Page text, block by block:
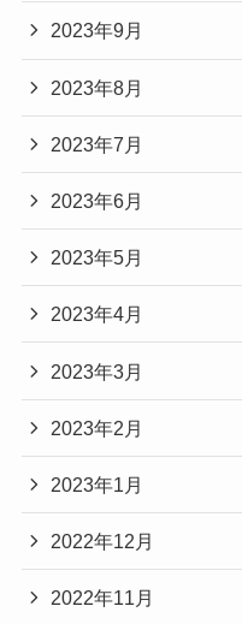
2023年9月
2023年8月
2023年7月
2023年6月
2023年5月
2023年4月
2023年3月
2023年2月
2023年1月
2022年12月
2022年11月